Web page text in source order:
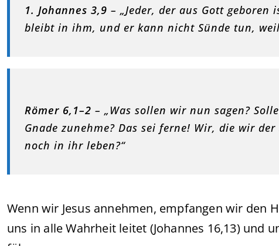
1. Johannes 3,9 – „Jeder, der aus Gott
bleibt in ihm, und er kann nicht Sünde tun,
Römer 6,1–2 – „Was sollen wir nun sagen?
Gnade zunehme? Das sei ferne! Wir, die wir
noch in ihr leben?“
Wenn wir Jesus annehmen, empfangen wir den
uns in alle Wahrheit leitet (Johannes 16,13) und